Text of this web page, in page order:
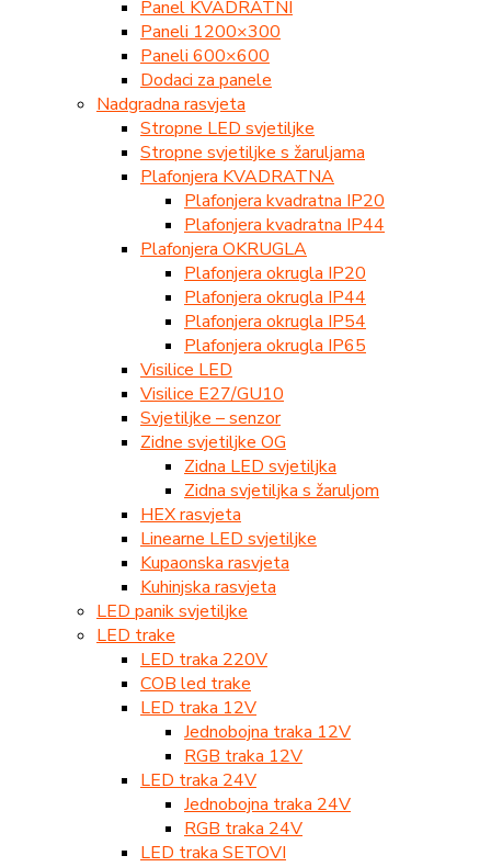
Panel KVADRATNI
Paneli 1200×300
Paneli 600×600
Dodaci za panele
Nadgradna rasvjeta
Stropne LED svjetiljke
Stropne svjetiljke s žaruljama
Plafonjera KVADRATNA
Plafonjera kvadratna IP20
Plafonjera kvadratna IP44
Plafonjera OKRUGLA
Plafonjera okrugla IP20
Plafonjera okrugla IP44
Plafonjera okrugla IP54
Plafonjera okrugla IP65
Visilice LED
Visilice E27/GU10
Svjetiljke – senzor
Zidne svjetiljke OG
Zidna LED svjetiljka
Zidna svjetiljka s žaruljom
HEX rasvjeta
Linearne LED svjetiljke
Kupaonska rasvjeta
Kuhinjska rasvjeta
LED panik svjetiljke
LED trake
LED traka 220V
COB led trake
LED traka 12V
Jednobojna traka 12V
RGB traka 12V
LED traka 24V
Jednobojna traka 24V
RGB traka 24V
LED traka SETOVI